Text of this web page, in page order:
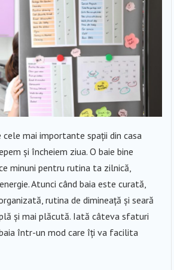
mai importante spații din casa
și încheiem ziua. O baie bine
minuni pentru rutina ta zilnică,
Atunci când baia este curată,
rutina de dimineață și seară
și mai plăcută. Iată câteva sfaturi
într-un mod care îți va facilita